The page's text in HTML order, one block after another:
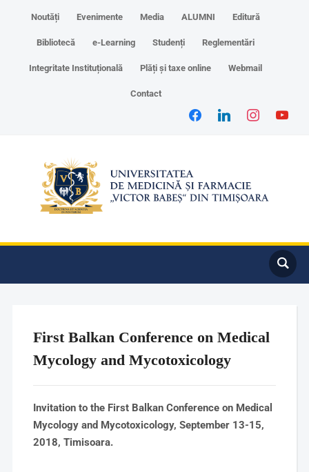
Noutăți Evenimente Media ALUMNI Editură
Bibliotecă e-Learning Studenți Reglementări
Integritate Instituțională Plăți și taxe online Webmail
Contact
First Balkan Conference on Medical
Mycology and Mycotoxicology
Invitation to the First Balkan Conference on Medical
Mycology and Mycotoxicology, September 13-15,
2018, Timisoara.